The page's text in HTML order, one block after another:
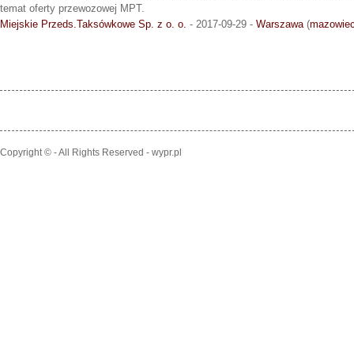
temat oferty przewozowej MPT.
Miejskie Przeds.Taksówkowe Sp. z o. o. - 2017-09-29 - Warszawa(
Copyright © - All Rights Reserved - wypr.pl